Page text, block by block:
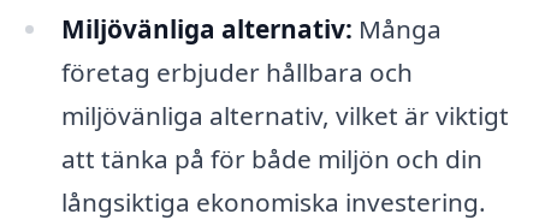
Miljövänliga alternativ: Många
företag erbjuder hållbara och
miljövänliga alternativ, vilket är viktigt
att tänka på för både miljön och din
långsiktiga ekonomiska investering.